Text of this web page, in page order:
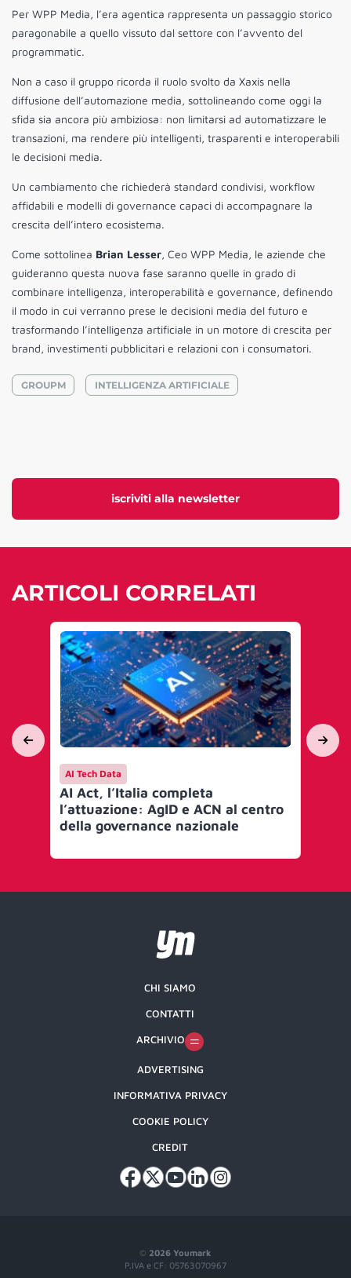
iscriviti alla newsletter
Per WPP Media, l’era agentica rappresenta un passaggio storico
paragonabile a quello vissuto dal settore con l’avvento del
programmatic.
Non a caso il gruppo ricorda il ruolo svolto da Xaxis nella
diffusione dell’automazione media, sottolineando come oggi la
sfida sia ancora più ambiziosa: non limitarsi ad automatizzare le
transazioni, ma rendere più intelligenti, trasparenti e interoperabili
le decisioni media.
Un cambiamento che richiederà standard condivisi, workflow
affidabili e modelli di governance capaci di accompagnare la
crescita dell’intero ecosistema.
Come sottolinea Brian Lesser, Ceo WPP Media, le aziende che
guideranno questa nuova fase saranno quelle in grado di
combinare intelligenza, interoperabilità e governance, definendo
il modo in cui verranno prese le decisioni media del futuro e
trasformando l’intelligenza artificiale in un motore di crescita per
brand, investimenti pubblicitari e relazioni con i consumatori.
GROUPM INTELLIGENZA ARTIFICIALE
ARTICOLI CORRELATI
AI Tech Data
AI Act, l’Italia completa
l’attuazione: AgID e ACN al centro
della governance nazionale
© 2026 Youmark
P.IVA e CF: 05763070967
CHI SIAMO
CONTATTI
ARCHIVIO
ADVERTISING
INFORMATIVA PRIVACY
COOKIE POLICY
CREDIT